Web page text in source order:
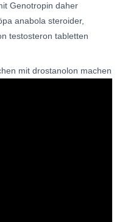
Genotropin daher
anabola steroider,
testosteron tabletten